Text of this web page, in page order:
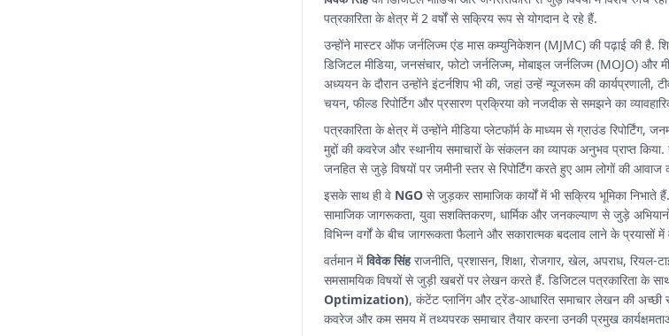
पत्रकारिता के क्षेत्र में 2 वर्षों से सक्रिय रूप से योगदान दे रहे हैं.
उन्होंने मास्टर ऑफ जर्नलिज्म एंड मास कम्युनिकेशन (MJMC) की पढ़ाई की है.
डिजिटल मीडिया, जनसंचार, फोटो जर्नलिज्म, मोबाइल जर्नलिज्म (MOJO) और
अध्ययन के दौरान उन्होंने इंटर्नशिप भी की, जहां उन्हें न्यूजरूम की कार्यप्रणाली,
चयन, फील्ड रिपोर्टिग और प्रसारण प्रक्रिया को नजदीक से समझने का
पत्रकारिता के क्षेत्र में उन्होंने मीडिया प्लेटफॉर्म के माध्यम से ग्राउंड
मुद्दों की कवरेज और स्थानीय समाचारों के संकलन का व्यापक अनुभव प्राप्त किया.
जनहित से जुड़े विषयों पर जमीनी स्तर से रिपोर्टिंग करते हुए आम लोगों की आवाज
इसके साथ ही वे NGO से जुड़कर सामाजिक कार्यों में भी सक्रिय भूमिका निभाते
सामाजिक जागरूकता, युवा सशक्तिकरण, धार्मिक और जनकल्याण से जुड़े
विभिन्न वर्गों के बीच जागरूकता फैलाने और सकारात्मक बदलाव लाने के प्रयासों में
वर्तमान मेंविवेक सिंहराजनीति, प्रशासन, शिक्षा, रोजगार, खेल, अपराध, रियल-
समसामयिक विषयों से जुड़ी खबरों पर लेखन करते हैं. डिजिटल पत्रकारिता के
Optimization), कंटेंट प्लानिंग और ट्रेंड-आधारित समाचार लेखन की अच्छी
कवरेज और कम समय में तथ्यपरक समाचार तैयार करना उनकी प्रमुख